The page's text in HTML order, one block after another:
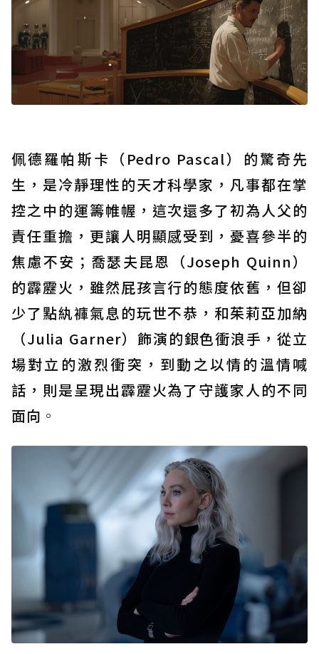
佩德羅帕斯卡（Pedro Pascal）的驚奇先
生，是冷靜理性的天才科學家，凡事都在掌
控之中的運籌帷幄，這次還多了初為人父的
責任重擔，更讓人明顯感受到，憂喜參半的
焦慮不安；喬瑟夫昆恩（Joseph Quinn）
的霹靂火，雖然屁孩言行的態度依舊，但卻
少了點紈褲氣息的玩世不恭，和茱莉亞加納
（Julia Garner）飾演的銀色衝浪手，從立
場對立的激烈衝突，到動之以情的溫情喊
話，則是呈現出霹靂火為了守護家人的不同
面向 。